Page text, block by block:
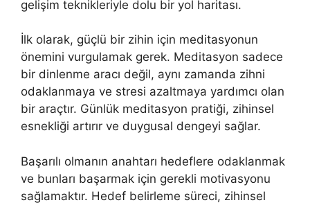
gelişim teknikleriyle dolu bir yol haritası.
İlk olarak, güçlü bir zihin için meditasyonun
önemini vurgulamak gerek. Meditasyon sadece
bir dinlenme aracı değil, aynı zamanda zihni
odaklanmaya ve stresi azaltmaya yardımcı olan
bir araçtır. Günlük meditasyon pratiği, zihinsel
esnekliği artırır ve duygusal dengeyi sağlar.
Başarılı olmanın anahtarı hedeflere odaklanmak
ve bunları başarmak için gerekli motivasyonu
sağlamaktır. Hedef belirleme süreci, zihinsel